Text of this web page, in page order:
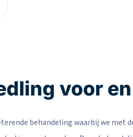
voor
behandeling waarbij we